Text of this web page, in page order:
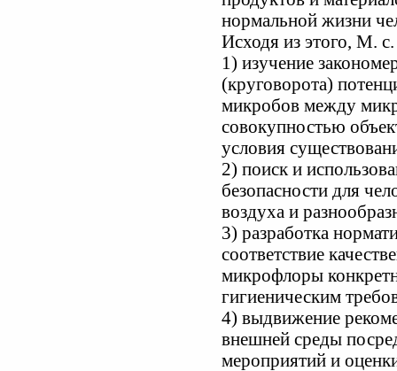
нормальной жизни
Исходя из этого, М.
1) изучение
(круговорота)
микробов между
совокупностью
условия
2) поиск и
безопасности для
воздуха и
3) разработка
соответствие
микрофлоры
гигиеническим
4) выдвижение
внешней среды
мероприятий и